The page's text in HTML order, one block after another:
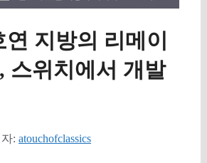
지방의 리메이
스위치에서 개발
: atouchofclassics